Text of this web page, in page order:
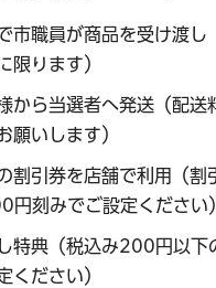
市職員が商品を受け渡し
限ります）
から当選者へ発送（配送
願いします）
割引券を店舗で利用（割
円刻みでご設定ください）
特典（税込み200円以下
ください）